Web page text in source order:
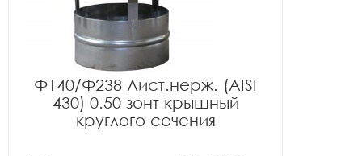
Ф140/Ф238 Лист.нерж. (AISI
430) 0.50 зонт крышный
круглого сечения